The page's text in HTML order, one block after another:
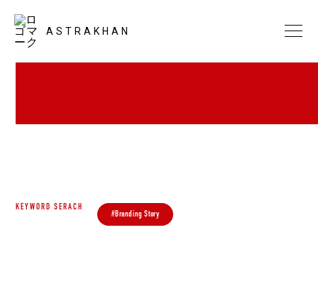
ASTRAKHAN
KEYWORD SERACH
#Branding Story